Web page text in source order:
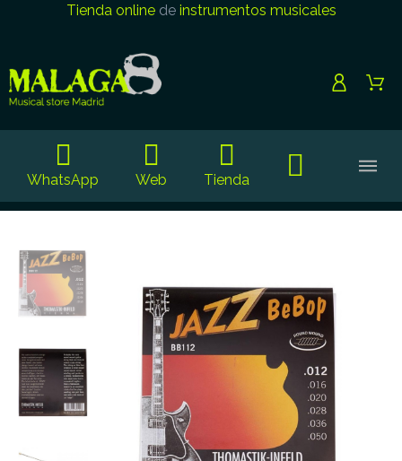
Tienda onlinede instrumentos musicales
WhatsApp Web Tienda